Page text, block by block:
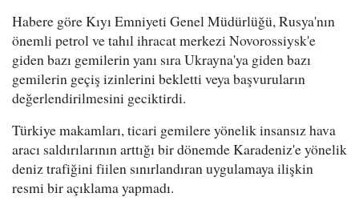
Habere göre Kıyı Emniyeti Genel Müdürlüğü, Rusya'nın
önemli petrol ve tahıl ihracat merkezi Novorossiysk'e
giden bazı gemilerin yanı sıra Ukrayna'ya giden bazı
gemilerin geçiş izinlerini bekletti veya başvuruların
değerlendirilmesini geciktirdi.
Türkiye makamları, ticari gemilere yönelik insansız hava
aracı saldırılarının arttığı bir dönemde Karadeniz'e yönelik
deniz trafiğini fiilen sınırlandıran uygulamaya ilişkin
resmi bir açıklama yapmadı.